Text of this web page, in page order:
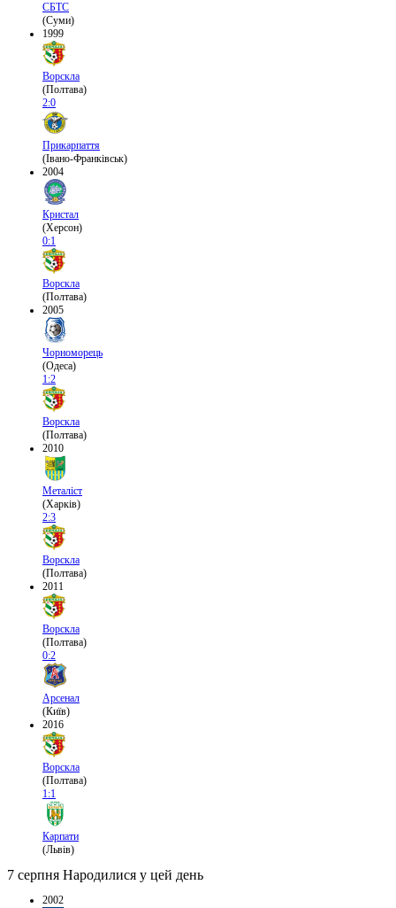
СБТС
(Суми)
1999
Ворскла
(Полтава)
2:0
Прикарпаття
(Івано-Франківськ)
2004
Кристал
(Херсон)
0:1
Ворскла
(Полтава)
2005
Чорноморець
(Одеса)
1:2
Ворскла
(Полтава)
2010
Металіст
(Харків)
2:3
Ворскла
(Полтава)
2011
Ворскла
(Полтава)
0:2
Арсенал
(Київ)
2016
Ворскла
(Полтава)
1:1
Карпати
(Львів)
7 серпня Народилися у цей день
2002